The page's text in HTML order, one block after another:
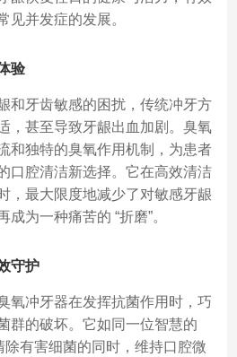
见并发症的发展。
验
和牙齿敏感的困扰，传统冲牙方
，甚至导致牙龈出血加剧。臭氧
和独特的臭氧作用机制，为患者
口腔清洁新选择。它在高效清洁
，最大限度地减少了对敏感牙龈
为一种痛苦的 “折磨”。
守护
氧冲牙器在发挥抗菌作用时，巧
群的破坏。它如同一位智慧的
除有害细菌的同时，维持口腔微